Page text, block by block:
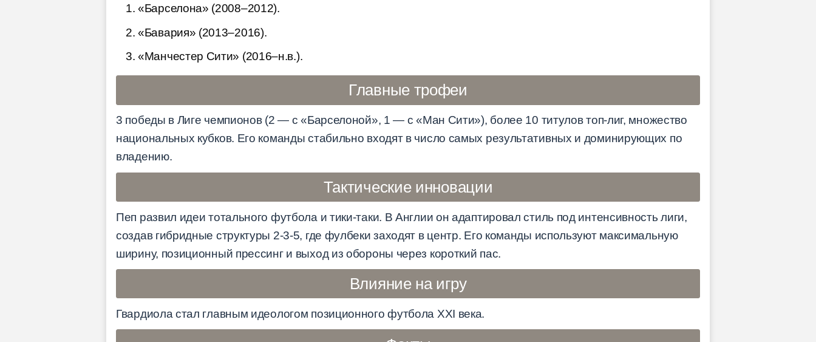
«Барселона» (2008–2012).
«Бавария» (2013–2016).
«Манчестер Сити» (2016–н.в.).
Главные трофеи
3 победы в Лиге чемпионов (2 — с «Барселоной», 1 — с «Ман Сити»), более 10 титулов топ-лиг, множество
национальных кубков. Его команды стабильно входят в число самых результативных и доминирующих по
владению.
Тактические инновации
Пеп развил идеи тотального футбола и тики-таки. В Англии он адаптировал стиль под интенсивность лиги,
создав гибридные структуры 2-3-5, где фулбеки заходят в центр. Его команды используют максимальную
ширину, позиционный прессинг и выход из обороны через короткий пас.
Влияние на игру
Гвардиола стал главным идеологом позиционного футбола XXI века.